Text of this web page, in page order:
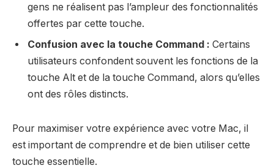
gens ne réalisent pas l’ampleur des fonctionnalités
offertes par cette touche.
Confusion avec la touche Command : Certains
utilisateurs confondent souvent les fonctions de la
touche Alt et de la touche Command, alors qu’elles
ont des rôles distincts.
Pour maximiser votre expérience avec votre Mac, il
est important de comprendre et de bien utiliser cette
touche essentielle.